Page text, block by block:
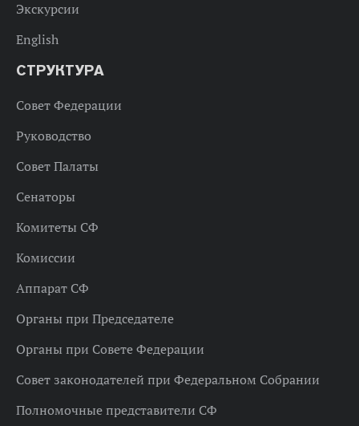
Экскурсии
English
СТРУКТУРА
Совет Федерации
Руководство
Совет Палаты
Сенаторы
Комитеты СФ
Комиссии
Аппарат СФ
Органы при Председателе
Органы при Совете Федерации
Совет законодателей при Федеральном Собрании
Полномочные представители СФ